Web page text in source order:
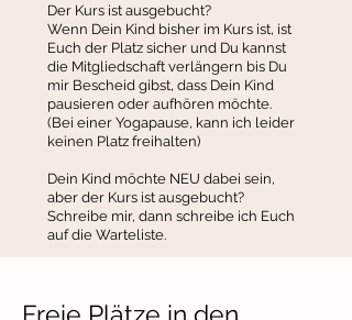
Der Kurs ist ausgebucht?
Wenn Dein Kind bisher im Kurs ist, ist
Euch der Platz sicher und Du kannst
die Mitgliedschaft verlängern bis Du
mir Bescheid gibst, dass Dein Kind
pausieren oder aufhören möchte.
(Bei einer Yogapause, kann ich leider
keinen Platz freihalten)
Dein Kind möchte NEU dabei sein,
aber der Kurs ist ausgebucht?
Schreibe mir, dann schreibe ich Euch
auf die Warteliste.
Freie Plätze in den